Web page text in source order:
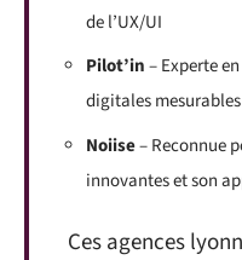
de l’UX/UI
Pilot’in– Experte
digitales mesurables
Noiise– Reconnue
innovantes et son
Ces agences